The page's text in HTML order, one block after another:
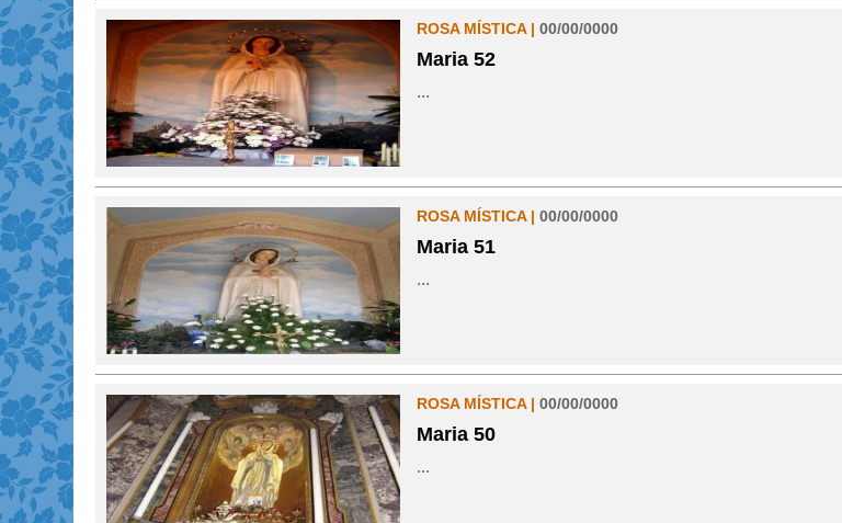
ROSA MÍSTICA | 00/00/0000
Maria 52
...
ROSA MÍSTICA | 00/00/0000
Maria 51
...
ROSA MÍSTICA | 00/00/0000
Maria 50
...